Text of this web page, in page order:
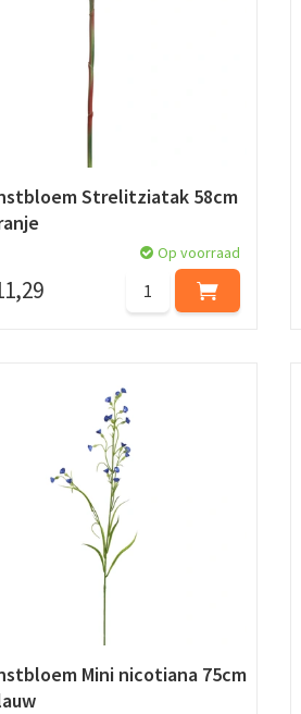
Strelitziatak 58cm
,29
Op voorraad
Mini nicotiana 75cm